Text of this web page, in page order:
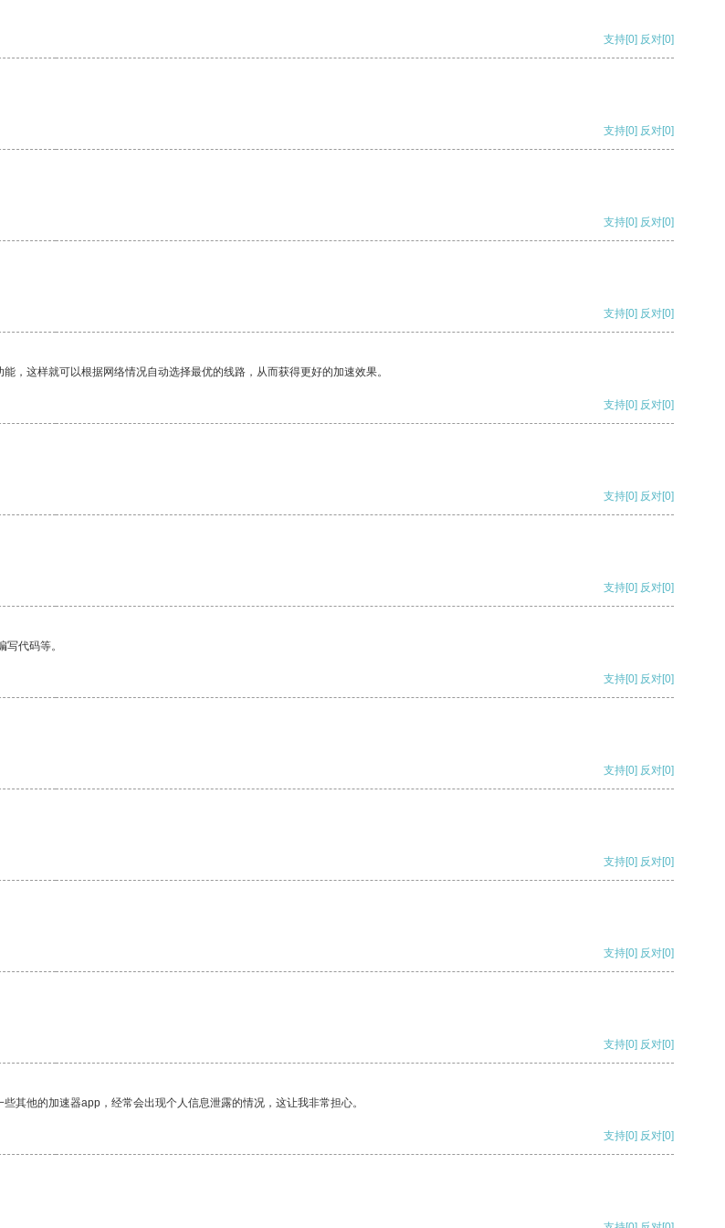
支持[0] 反对[0]
支持[0] 反对[0]
支持[0] 反对[0]
支持[0] 反对[0]
，这样就可以根据网络情况自动选择最优的线路，从而获得更好的加速效果。
支持[0] 反对[0]
支持[0] 反对[0]
支持[0] 反对[0]
代码等。
支持[0] 反对[0]
支持[0] 反对[0]
支持[0] 反对[0]
支持[0] 反对[0]
支持[0] 反对[0]
其他的加速器app，经常会出现个人信息泄露的情况，这让我非常担心。
支持[0] 反对[0]